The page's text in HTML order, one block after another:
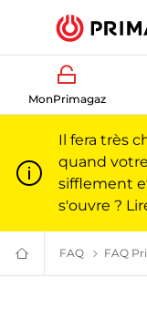
MonPrimagaz
Il fera très
quand
sifflement
s'ouvre ?
Du
gaz
FAQ Les
FAQ